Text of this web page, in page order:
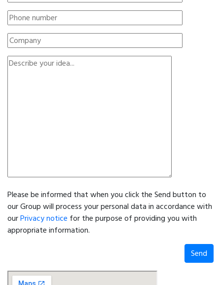
Please be informed that when you click the Send button to
our Group will process your personal data in accordance with
ourPrivacy notice for the purpose of providing you with
appropriate information.
Send